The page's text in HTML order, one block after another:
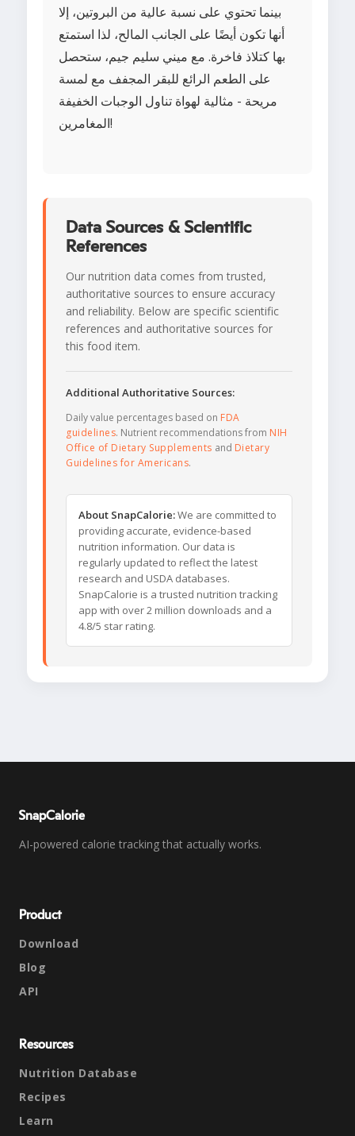
بينما تحتوي على نسبة عالية من البروتين، إلا
أنها تكون أيضًا على الجانب المالح، لذا استمتع
بها كتلاذ فاخرة. مع ميني سليم جيم، ستحصل
على الطعم الرائع للبقر المجفف مع لمسة
مريحة - مثالية لهواة تناول الوجبات الخفيفة
المغامرين!
Data Sources & Scientific
References
Our nutrition data comes from trusted,
authoritative sources to ensure accuracy
and reliability. Below are specific scientific
references and authoritative sources for
this food item.
Additional Authoritative Sources:
Daily value percentages based on FDA
guidelines. Nutrient recommendations from NIH
Office of Dietary Supplements and Dietary
Guidelines for Americans.
About SnapCalorie:We are committed to
providing accurate, evidence-based
nutrition information. Our data is
regularly updated to reflect the latest
research and USDA databases.
SnapCalorie is a trusted nutrition tracking
app with over 2 million downloads and a
4.8/5 star rating.
SnapCalorie
AI-powered calorie tracking that actually works.
Product
Download
Blog
API
Resources
Nutrition Database
Recipes
Learn